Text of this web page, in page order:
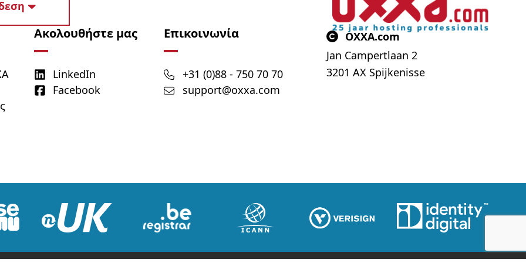
Ακολουθήστε μας
LinkedIn
Facebook
Επικοινωνία
+31 (0)88 - 750 70 70
support@oxxa.com
OXXA.com
Jan Campertlaan 2
3201 AX Spijkenisse